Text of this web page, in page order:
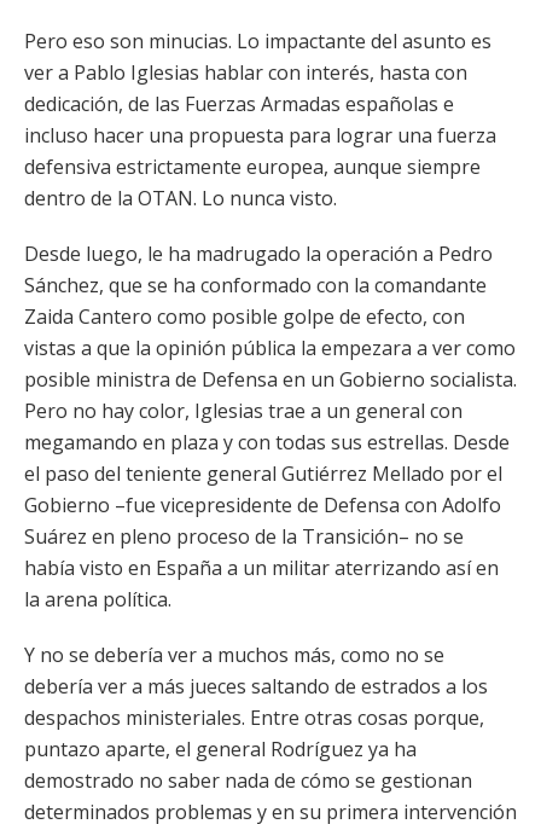
Pero eso son minucias. Lo impactante del asunto es
ver a Pablo Iglesias hablar con interés, hasta con
dedicación, de las Fuerzas Armadas españolas e
incluso hacer una propuesta para lograr una fuerza
defensiva estrictamente europea, aunque siempre
dentro de la OTAN. Lo nunca visto.
Desde luego, le ha madrugado la operación a Pedro
Sánchez, que se ha conformado con la comandante
Zaida Cantero como posible golpe de efecto, con
vistas a que la opinión pública la empezara a ver como
posible ministra de Defensa en un Gobierno socialista.
Pero no hay color, Iglesias trae a un general con
megamando en plaza y con todas sus estrellas. Desde
el paso del teniente general Gutiérrez Mellado por el
Gobierno –fue vicepresidente de Defensa con Adolfo
Suárez en pleno proceso de la Transición– no se
había visto en España a un militar aterrizando así en
la arena política.
Y no se debería ver a muchos más, como no se
debería ver a más jueces saltando de estrados a los
despachos ministeriales. Entre otras cosas porque,
puntazo aparte, el general Rodríguez ya ha
demostrado no saber nada de cómo se gestionan
determinados problemas y en su primera intervención